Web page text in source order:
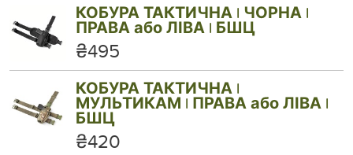
КОБУРА ТАКТИЧНА | ЧОРНА |
ПРАВА або ЛІВА | БШЦ
₴495
КОБУРА ТАКТИЧНА |
МУЛЬТИКАМ | ПРАВА або ЛІВА |
БШЦ
₴420